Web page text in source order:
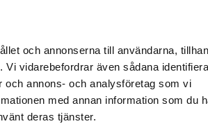
och annonserna till användarna,
vidarebefordrar även sådana
och annons- och analysföretag som vi
med annan information som du
deras tjänster.
Kunskap Fastighet